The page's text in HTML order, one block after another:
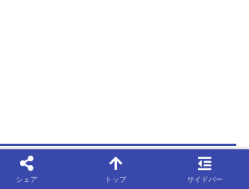
シェア トップ サイドバー